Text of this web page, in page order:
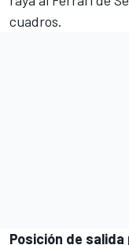
cuadros.
Posición de salida